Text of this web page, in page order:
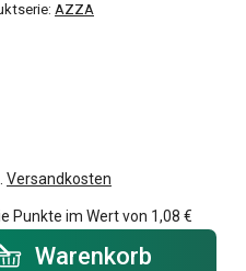
AZZA
Versandkosten
Punkte im Wert von 1,08 €
Warenkorb